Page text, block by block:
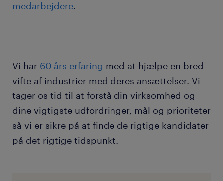
medarbejdere.
Vi har 60 års erfaring med at hjælpe en bred
vifte af industrier med deres ansættelser. Vi
tager os tid til at forstå din virksomhed og
dine vigtigste udfordringer, mål og prioriteter
så vi er sikre på at finde de rigtige kandidater
på det rigtige tidspunkt.